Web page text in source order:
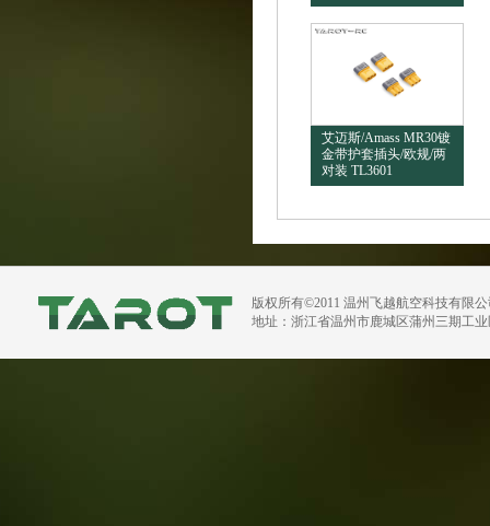
艾迈斯/Amass MR30镀
金带护套插头/欧规/两
对装 TL3601
版权所有©2011 温州飞越航空科技有限
地址：浙江省温州市鹿城区蒲州三期工业